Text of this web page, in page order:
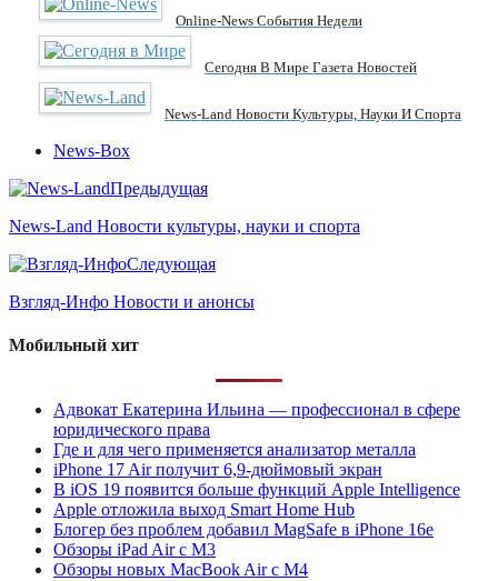
Online-News События Недели
Сегодня В Мире Газета Новостей
News-Land Новости Культуры, Науки И Спорта
News-Box
Предыдущая
News-Land Новости культуры, науки и спорта
Следующая
Взгляд-Инфо Новости и анонсы
Мобильный хит
Адвокат Екатерина Ильина — профессионал в сфере
юридического права
Где и для чего применяется анализатор металла
iPhone 17 Air получит 6,9-дюймовый экран
В iOS 19 появится больше функций Apple Intelligence
Apple отложила выход Smart Home Hub
Блогер без проблем добавил MagSafe в iPhone 16e
Обзоры iPad Air с M3
Обзоры новых MacBook Air с M4